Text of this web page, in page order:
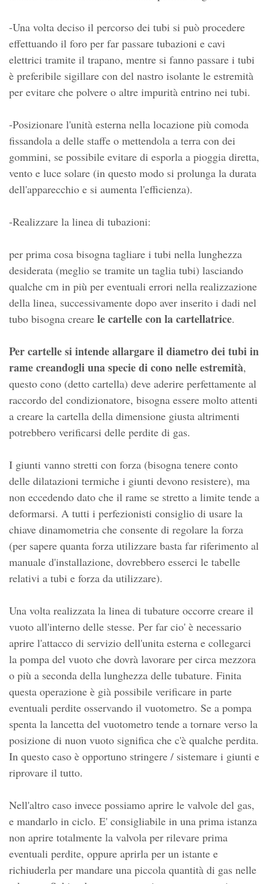
-Una volta deciso il percorso dei tubi si può procedere
effettuando il foro per far passare tubazioni e cavi
elettrici tramite il trapano, mentre si fanno passare i tubi
è preferibile sigillare con del nastro isolante le estremità
per evitare che polvere o altre impurità entrino nei tubi.
-Posizionare l'unità esterna nella locazione più comoda
fissandola a delle staffe o mettendola a terra con dei
gommini, se possibile evitare di esporla a pioggia diretta,
vento e luce solare (in questo modo si prolunga la durata
dell'apparecchio e si aumenta l'efficienza).
-Realizzare la linea di tubazioni:
per prima cosa bisogna tagliare i tubi nella lunghezza
desiderata (meglio se tramite un taglia tubi) lasciando
qualche cm in più per eventuali errori nella realizzazione
della linea, successivamente dopo aver inserito i dadi nel
tubo bisogna creare le cartelle con la cartellatrice.
Per cartelle si intende allargare il diametro dei tubi in
rame creandogli una specie di cono nelle estremità,
questo cono (detto cartella) deve aderire perfettamente al
raccordo del condizionatore, bisogna essere molto attenti
a creare la cartella della dimensione giusta altrimenti
potrebbero verificarsi delle perdite di gas.
I giunti vanno stretti con forza (bisogna tenere conto
delle dilatazioni termiche i giunti devono resistere), ma
non eccedendo dato che il rame se stretto a limite tende a
deformarsi. A tutti i perfezionisti consiglio di usare la
chiave dinamometria che consente di regolare la forza
(per sapere quanta forza utilizzare basta far riferimento al
manuale d'installazione, dovrebbero esserci le tabelle
relativi a tubi e forza da utilizzare).
Una volta realizzata la linea di tubature occorre creare il
vuoto all'interno delle stesse. Per far cio' è necessario
aprire l'attacco di servizio dell'unita esterna e collegarci
la pompa del vuoto che dovrà lavorare per circa mezzora
o più a seconda della lunghezza delle tubature. Finita
questa operazione è già possibile verificare in parte
eventuali perdite osservando il vuotometro. Se a pompa
spenta la lancetta del vuotometro tende a tornare verso la
posizione di nuon vuoto significa che c'è qualche perdita.
In questo caso è opportuno stringere / sistemare i giunti e
riprovare il tutto.
Nell'altro caso invece possiamo aprire le valvole del gas,
e mandarlo in ciclo. E' consigliabile in una prima istanza
non aprire totalmente la valvola per rilevare prima
eventuali perdite, oppure aprirla per un istante e
richiuderla per mandare una piccola quantità di gas nelle